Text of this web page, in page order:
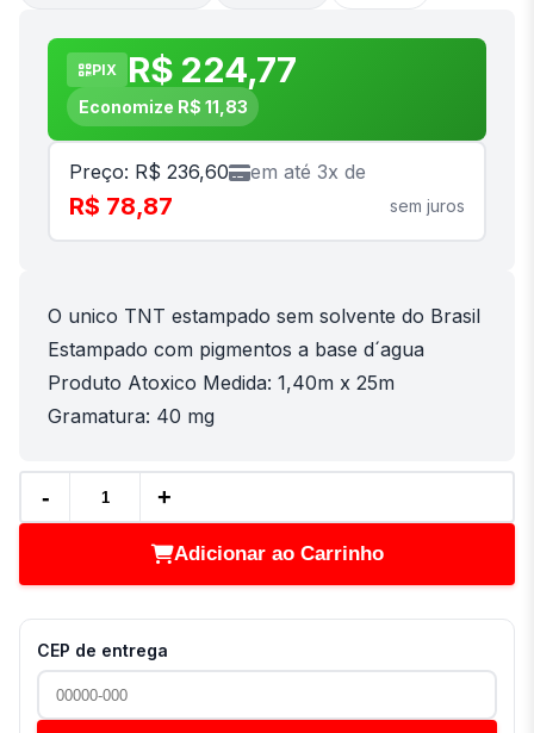
PIX R$ 224,77
Economize R$ 11,83
Preço: R$ 236,60 em até 3x de
R$ 78,87 sem juros
O unico TNT estampado sem solvente do Brasil
Estampado com pigmentos a base d´agua
Produto Atoxico Medida: 1,40m x 25m
Gramatura: 40 mg
- +
Adicionar ao Carrinho
CEP de entrega